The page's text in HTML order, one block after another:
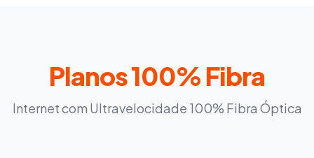
Planos 100% Fibra
Internet com Ultravelocidade 100% Fibra Óptica